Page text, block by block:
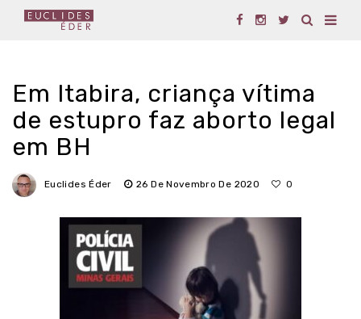
Em Itabira, criança vítima
de estupro faz aborto legal
em BH
Euclides Éder 26 De Novembro De 2020 0